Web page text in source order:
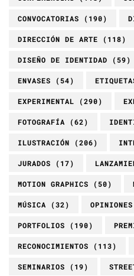
CONVOCATORIAS (190)
DIRECCIÓN DE ARTE (118)
DISEÑO DE IDENTIDAD (59)
ENVASES (54)
EXPERIMENTAL (290)
FOTOGRAFÍA (62)
ILUSTRACIÓN (206)
JURADOS (17)
MOTION GRAPHICS (50)
MÚSICA (32) OPINIONES
PORTFOLIOS (190)
RECONOCIMIENTOS (113)
SEMINARIOS (19)